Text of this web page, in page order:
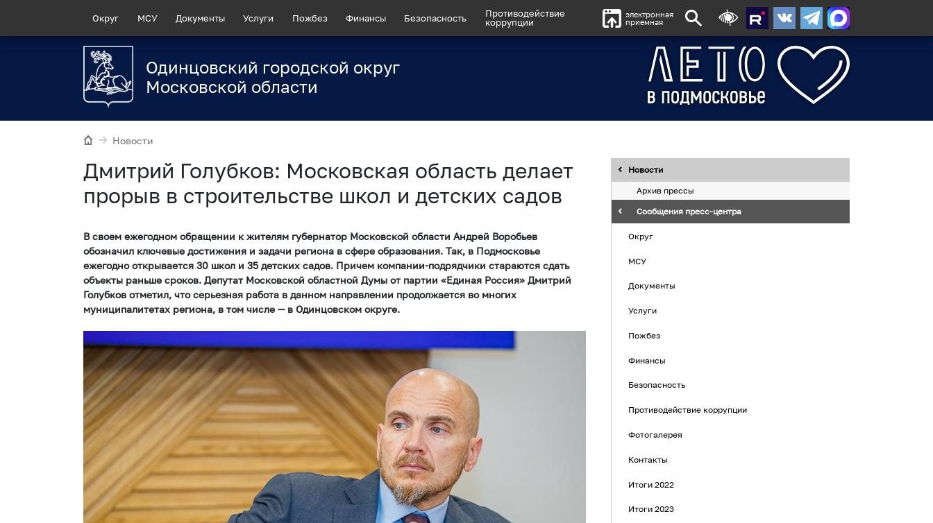
Округ МСУ Документы Услуги Пожбез Финансы Безопасность
Противодействие
коррупции
электронная
приемная
Одинцовский городской округ
Московской области
Новости
Дмитрий Голубков: Московская область делает
прорыв в строительстве школ и детских садов
В своем ежегодном обращении к жителям губернатор Московской области Андрей Воробьев
обозначил ключевые достижения и задачи региона в сфере образования. Так, в Подмосковье
ежегодно открывается 30 школ и 35 детских садов. Причем компании-подрядчики стараются сдать
объекты раньше сроков. Депутат Московской областной Думы от партии «Единая Россия» Дмитрий
Голубков отметил, что серьезная работа в данном направлении продолжается во многих
муниципалитетах региона, в том числе — в Одинцовском округе.
Новости
Архив прессы
Сообщения пресс-центра
Округ
МСУ
Документы
Услуги
Пожбез
Финансы
Безопасность
Противодействие коррупции
Фотогалерея
Контакты
Итоги 2022
Итоги 2023